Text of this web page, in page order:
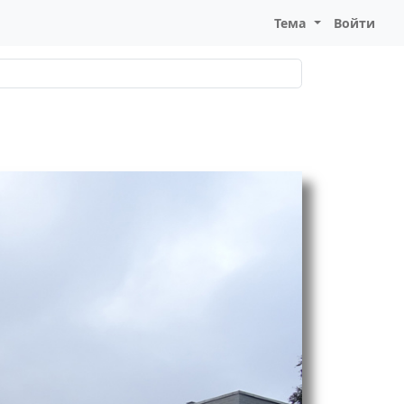
Тема Войти